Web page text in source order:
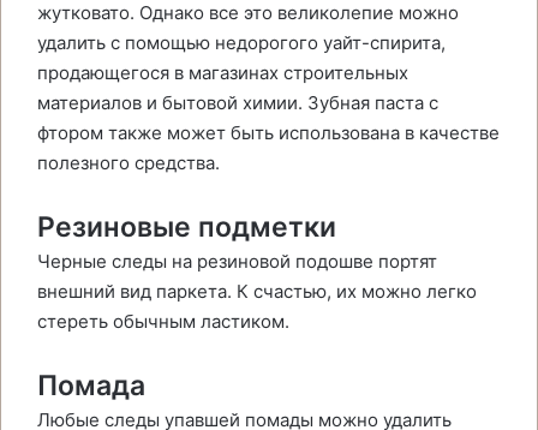
жутковато. Однако все это великолепие можно
удалить с помощью недорогого уайт-спирита,
продающегося в магазинах строительных
материалов и бытовой химии. Зубная паста с
фтором также может быть использована в качестве
полезного средства.
Резиновые подметки
Черные следы на резиновой подошве портят
внешний вид паркета. К счастью, их можно легко
стереть обычным ластиком.
Помада
Любые следы упавшей помады можно удалить